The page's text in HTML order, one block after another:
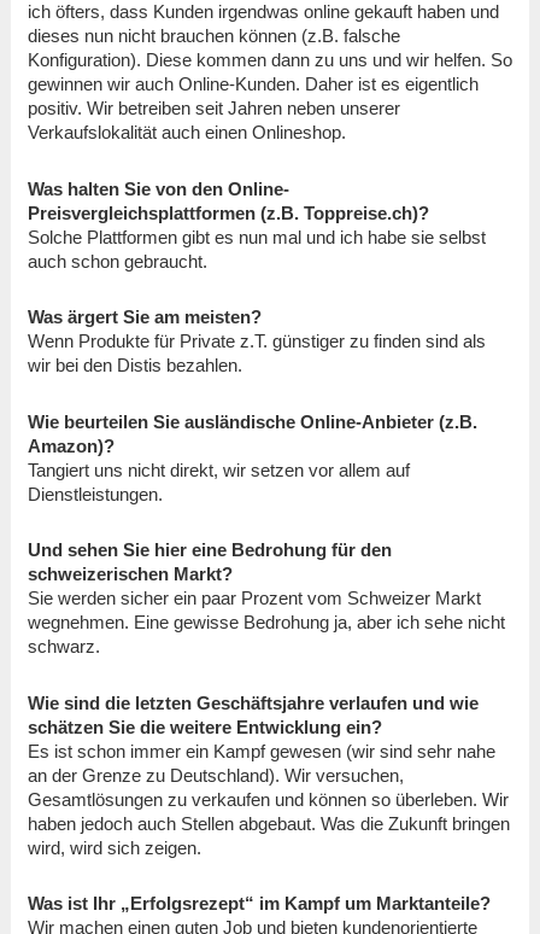
ich öfters, dass Kunden irgendwas online gekauft haben und
dieses nun nicht brauchen können (z.B. falsche
Konfiguration). Diese kommen dann zu uns und wir helfen. So
gewinnen wir auch Online-Kunden. Daher ist es eigentlich
positiv. Wir betreiben seit Jahren neben unserer
Verkaufslokalität auch einen Onlineshop.
Was halten Sie von den Online-
Preisvergleichsplattformen (z.B. Toppreise.ch)?
Solche Plattformen gibt es nun mal und ich habe sie selbst
auch schon gebraucht.
Was ärgert Sie am meisten?
Wenn Produkte für Private z.T. günstiger zu finden sind als
wir bei den Distis bezahlen.
Wie beurteilen Sie ausländische Online-Anbieter (z.B.
Amazon)?
Tangiert uns nicht direkt, wir setzen vor allem auf
Dienstleistungen.
Und sehen Sie hier eine Bedrohung für den
schweizerischen Markt?
Sie werden sicher ein paar Prozent vom Schweizer Markt
wegnehmen. Eine gewisse Bedrohung ja, aber ich sehe nicht
schwarz.
Wie sind die letzten Geschäftsjahre verlaufen und wie
schätzen Sie die weitere Entwicklung ein?
Es ist schon immer ein Kampf gewesen (wir sind sehr nahe
an der Grenze zu Deutschland). Wir versuchen,
Gesamtlösungen zu verkaufen und können so überleben. Wir
haben jedoch auch Stellen abgebaut. Was die Zukunft bringen
wird, wird sich zeigen.
Was ist Ihr „Erfolgsrezept“ im Kampf um Marktanteile?
Wir machen einen guten Job und bieten kundenorientierte